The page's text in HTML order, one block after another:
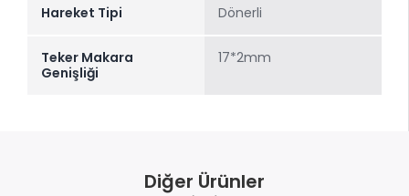
Hareket Tipi Dönerli
Teker Makara
Genişliği
17*2mm
Diğer Ürünler